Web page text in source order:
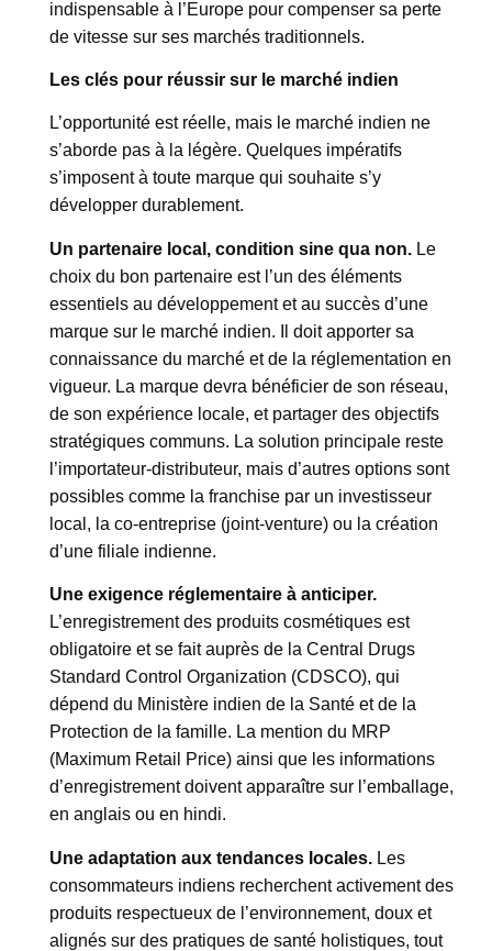
indispensable à l’Europe pour compenser sa perte
de vitesse sur ses marchés traditionnels.
Les clés pour réussir sur le marché indien
L’opportunité est réelle, mais le marché indien ne
s’aborde pas à la légère. Quelques impératifs
s’imposent à toute marque qui souhaite s’y
développer durablement.
Un partenaire local, condition sine qua non. Le
choix du bon partenaire est l’un des éléments
essentiels au développement et au succès d’une
marque sur le marché indien. Il doit apporter sa
connaissance du marché et de la réglementation en
vigueur. La marque devra bénéficier de son réseau,
de son expérience locale, et partager des objectifs
stratégiques communs. La solution principale reste
l’importateur-distributeur, mais d’autres options sont
possibles comme la franchise par un investisseur
local, la co-entreprise (joint-venture) ou la création
d’une filiale indienne.
Une exigence réglementaire à anticiper.
L’enregistrement des produits cosmétiques est
obligatoire et se fait auprès de la Central Drugs
Standard Control Organization (CDSCO), qui
dépend du Ministère indien de la Santé et de la
Protection de la famille. La mention du MRP
(Maximum Retail Price) ainsi que les informations
d’enregistrement doivent apparaître sur l’emballage,
en anglais ou en hindi.
Une adaptation aux tendances locales. Les
consommateurs indiens recherchent activement des
produits respectueux de l’environnement, doux et
alignés sur des pratiques de santé holistiques, tout